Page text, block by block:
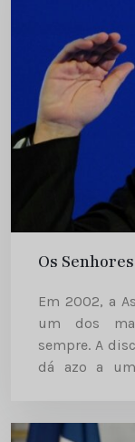
Os
Em 2002, a
um dos
sempre. A
dá azo a